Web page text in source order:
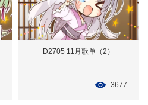
D2705 11月歌单（2）
3677